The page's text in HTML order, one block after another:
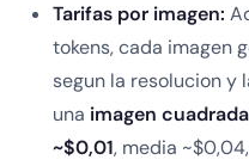
Tarifas por imagen:
tokens, cada imagen
segun la resolucion y
una imagen
~$0,01, media